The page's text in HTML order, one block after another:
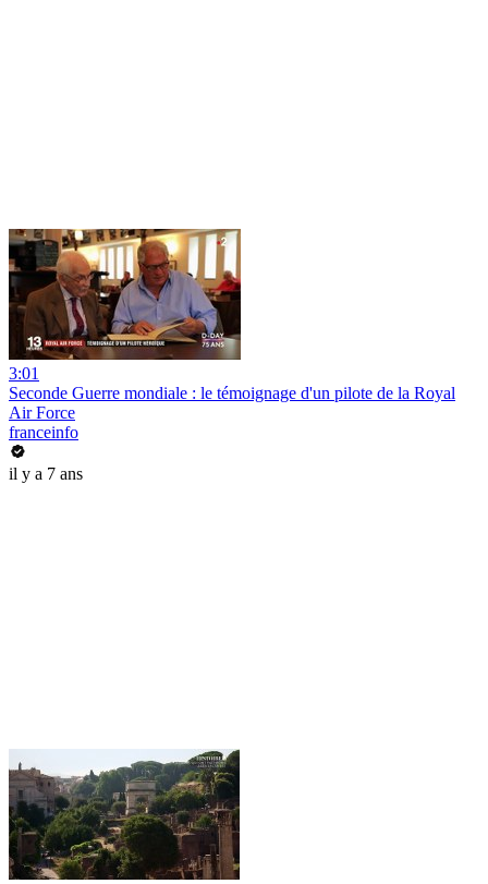
3:01
Seconde Guerre mondiale : le témoignage d'un pilote de la Royal
Air Force
franceinfo
il y a 7 ans